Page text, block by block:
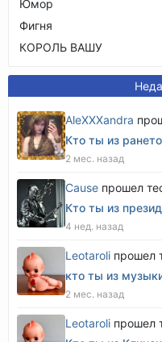
Юмор
Фигня
КОРОЛЬ ВАШУ
AleXXXandra
Кто ты из
2 мес. назад
Cause прошел
Кто ты из
4 нед. назад
Leotaroli прошел
кто ты из
2 мес. назад
Leotaroli прошел